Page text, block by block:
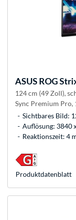
ASUS ROG
124 cm (49 Zoll),
Sync Premium Pro,
Sichtbares Bild:
Auflösung: 3840
Reaktionszeit: 4
Produkt­datenblatt